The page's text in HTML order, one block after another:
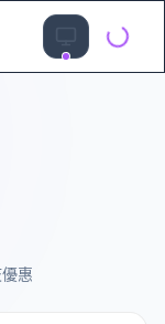
惠